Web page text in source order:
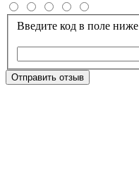
Введите код в поле ниже
Отправить отзыв